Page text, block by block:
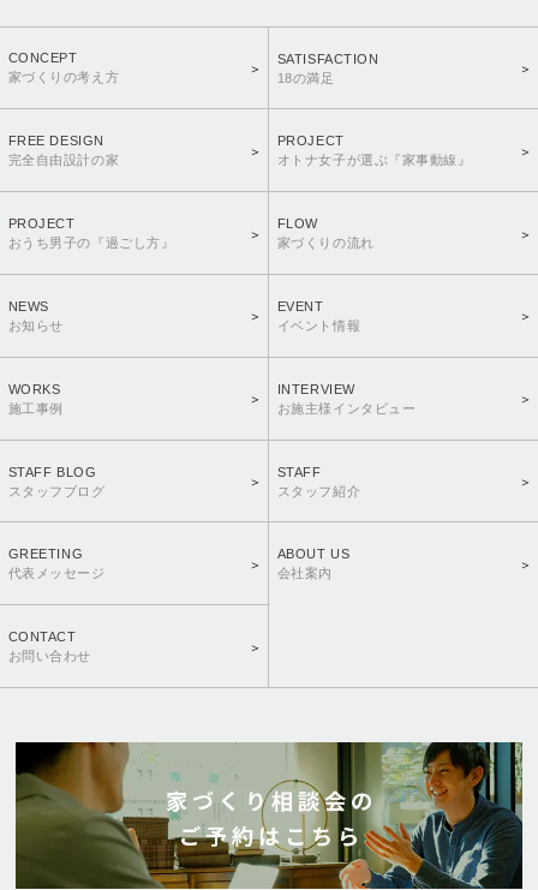
CONCEPT
家づくりの考え方
SATISFACTION
18の満足
FREE DESIGN
完全自由設計の家
PROJECT
オトナ女子が選ぶ『家事動線』
PROJECT
おうち男子の『過ごし方』
FLOW
家づくりの流れ
NEWS
お知らせ
EVENT
イベント情報
WORKS
施工事例
INTERVIEW
お施主様インタビュー
STAFF BLOG
スタッフブログ
STAFF
スタッフ紹介
GREETING
代表メッセージ
ABOUT US
会社案内
CONTACT
お問い合わせ